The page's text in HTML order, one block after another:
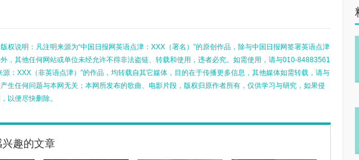
权说明：凡注明来源为“中国日报网英语点津：XXX（署名）”的原创作品，除与中国日报网签署英语点津
，其他任何网站或单位未经允许不得非法盗链、转载和使用，违者必究。如需使用，请与010-84883561
源：XXX（非英语点津）”的作品，均转载自其它媒体，目的在于传播更多信息，其他媒体如需转载，请与
生任何问题与本网无关；本网所发布的歌曲、电影片段，版权归原作者所有，仅供学习与研究，如果侵
以便尽快删除。
趣的文章